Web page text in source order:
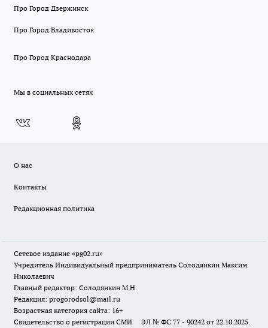
Про Город Дзержинск
Про Город Владивосток
Про Город Краснодара
Мы в социальных сетях
О нас
Контакты
Редакционная политика
Сетевое издание «pg02.ru»
Учредитель Индивидуальный предприниматель Солодянкин Максим
Николаевич
Главный редактор: Солодянкин М.Н.
Редакция: progorodsol@mail.ru
Возрастная категория сайта: 16+
Свидетельство о регистрации СМИ ЭЛ № ФС 77 - 90242 от 22.10.2025.